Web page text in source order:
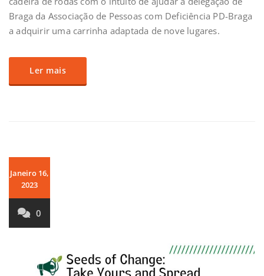
Braga da Associação de Pessoas com Deficiência PD-Braga
a adquirir uma carrinha adaptada de nove lugares.
Ler mais
Janeiro 16,
2023
0